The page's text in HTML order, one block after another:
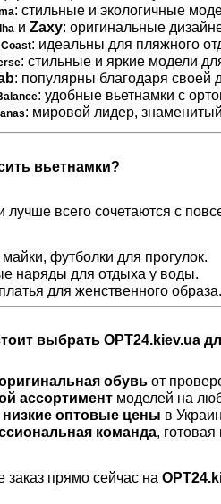
: стильные и экологичные
и Zaxy: оригинальные
: идеальны для пляжного
: стильные и яркие модели
: популярны благодаря своей
: удобные вьетнамки с
: мировой лидер,
вьетнамки?
лучше всего сочетаются с
футболки для прогулок.
наряды для отдыха у воды.
для женственного образа.
выбрать OPT24.kiev.ua
обувь от
ассортимент моделей на
оптовые цены в
команда,
прямо сейчас на